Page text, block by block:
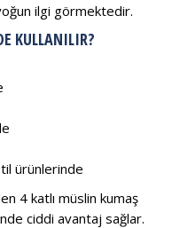
ilgi görmektedir.
KULLANILIR?
ürünlerinde
4 katlı müslin kumaş
ciddi avantaj sağlar.